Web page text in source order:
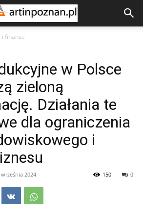
i finanse
w Polsce
zieloną
Działania te
dla ograniczenia
i
września 2024 0
150